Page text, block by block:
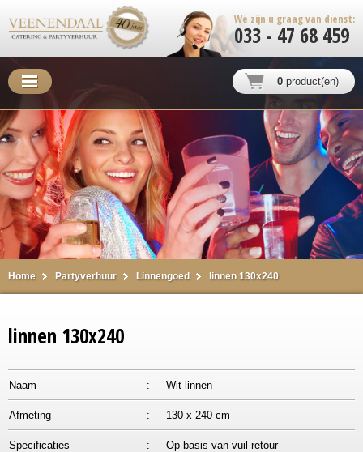
We zijn u graag van dienst:
033 - 47 68 459
0 product(en)
Home Partyverhuur Linnengoed linnen 130x240
linnen 130x240
Naam : Wit linnen
Afmeting : 130 x 240 cm
Specificaties : Op basis van vuil retour